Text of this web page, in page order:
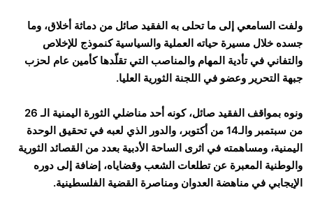
ولفت السامعي إلى ما تحلى به الفقيد صائل من دماثة أخلاق، وما
جسده خلال مسيرة حياته العملية والسياسية كنموذج للإخلاص
والتفاني في تأدية المهام والمناصب التي تقلّدها كأمين عام لحزب
جبهة التحرير وعضو في اللجنة الثورية العليا.
ونوه بمواقف الفقيد صائل، كونه أحد مناضلي الثورة اليمنية الـ 26
من سبتمبر والـ14 من أكتوبر، والدور الذي لعبه في تحقيق الوحدة
اليمنية، ومساهمته في اثرى الساحة الأدبية بعدد من القصائد الثورية
والوطنية المعبرة عن تطلعات الشعب وقضاياه، إضافة إلى دوره
الإيجابي في مناهضة العدوان ومناصرة القضية الفلسطينية.